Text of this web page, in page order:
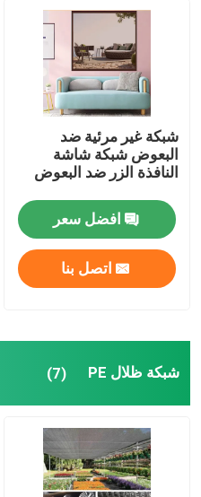
شبكة غير مرئية ضد
البعوض شبكة شاشة
النافذة الزر ضد البعوض
افضل سعر
اتصل بنا
شبكة ظلال PE (7)